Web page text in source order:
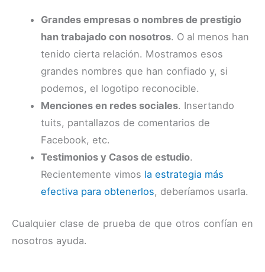
Grandes empresas o nombres de prestigio
han trabajado con nosotros. O al menos han
tenido cierta relación. Mostramos esos
grandes nombres que han confiado y, si
podemos, el logotipo reconocible.
Menciones en redes sociales. Insertando
tuits, pantallazos de comentarios de
Facebook, etc.
Testimonios y Casos de estudio.
Recientemente vimos la estrategia más
efectiva para obtenerlos, deberíamos usarla.
Cualquier clase de prueba de que otros confían en
nosotros ayuda.